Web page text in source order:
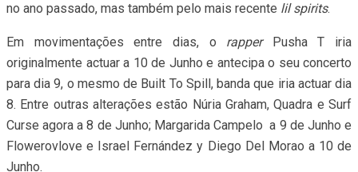
no ano passado, mas também pelo mais recente lil spirits.
Em movimentações entre dias, o rapperPusha T iria
originalmente actuar a 10 de Junho e antecipa o seu concerto
para dia 9, o mesmo de Built To Spill, banda que iria actuar dia
8. Entre outras alterações estão Núria Graham, Quadra e Surf
Curse agora a 8 de Junho; Margarida Campelo a 9 de Junho e
Flowerovlove e Israel Fernández y Diego Del Morao a 10 de
Junho.